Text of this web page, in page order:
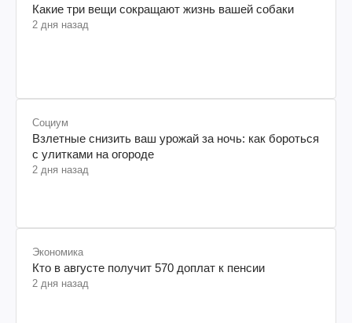
Какие три вещи сокращают жизнь вашей собаки
2 дня назад
Социум
Взлетные снизить ваш урожай за ночь: как бороться
с улитками на огороде
2 дня назад
Экономика
Кто в августе получит 570 доплат к пенсии
2 дня назад